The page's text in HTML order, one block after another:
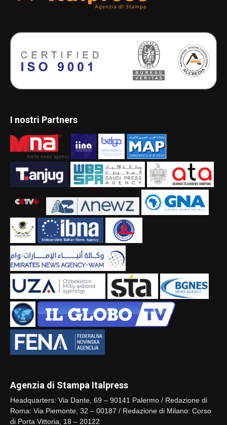
I nostri Partners
Agenzia di Stampa Italpress
Headquarters: Via Dante, 69 – 90141 Palermo / Redazione di
Roma: Via Piemonte, 32 – 00187 / Redazione di Milano: Corso
di Porta Vittoria, 18 – 20122